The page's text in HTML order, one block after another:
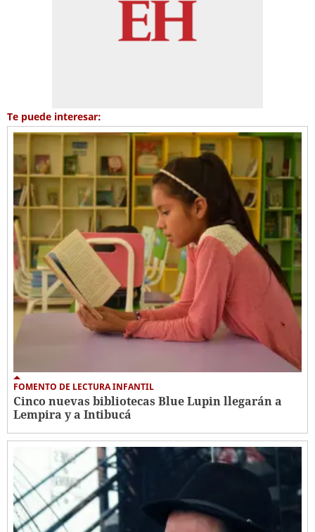
Te puede interesar:
FOMENTO DE LECTURA INFANTIL
Cinco nuevas bibliotecas Blue Lupin llegarán a
Lempira y a Intibucá